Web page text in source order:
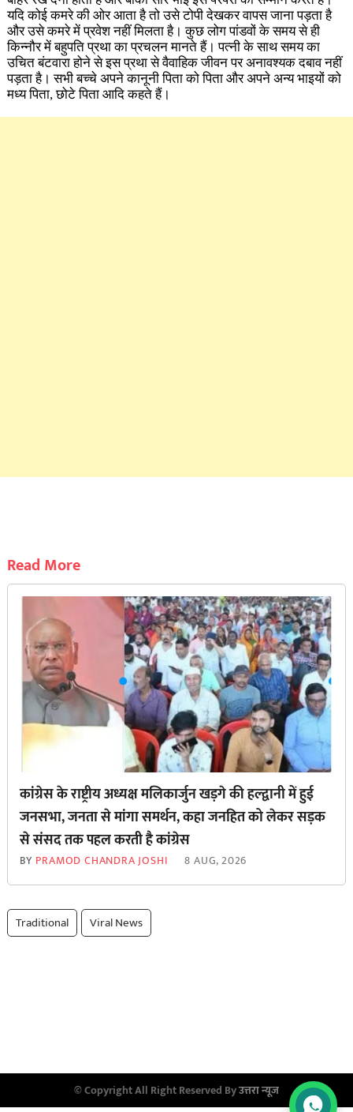
यदि कोई कमरे की ओर आता है तो उसे टोपी देखकर वापस जाना पड़ता है
और उसे कमरे में प्रवेश नहीं मिलता है। कुछ लोग पांडवों के समय से ही
किन्नौर में बहुपति प्रथा का प्रचलन मानते हैं। पत्नी के साथ समय का
उचित बंटवारा होने से इस प्रथा से वैवाहिक जीवन पर अनावश्यक दबाव नहीं
पड़ता है। सभी बच्चे अपने कानूनी पिता को पिता और अपने अन्य भाइयों को
मध्य पिता, छोटे पिता आदि कहते हैं।
Read More
कांग्रेस के राष्ट्रीय अध्यक्ष मलिकार्जुन खड़गे की हल्द्वानी में हुई
जनसभा, जनता से मांगा समर्थन, कहा जनहित को लेकर सड़क
से ‌संसद तक पहल करती है कांग्रेस
BY PRAMOD CHANDRA JOSHI 8 AUG, 2026
Traditional Viral News
© Copyright All Right Reserved Byउत्तरा न्यूज